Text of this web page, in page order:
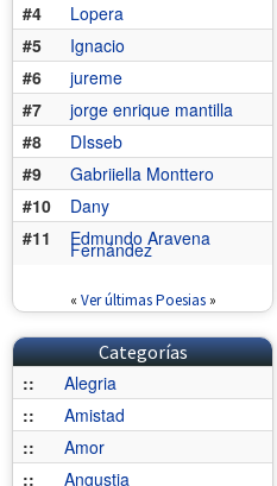
#4
Lopera
#5
Ignacio
#6
jureme
#7
jorge enrique mantilla
#8
DIsseb
#9
Gabriiella Monttero
#10
Dany
#11
Edmundo Aravena
Fernández
« Ver últimas Poesias»
Categorías
::
Alegria
::
Amistad
::
Amor
::
Angustia